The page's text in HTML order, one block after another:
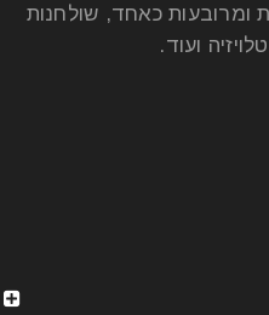
ומרובעות כאחד, שולחנות
ועוד.